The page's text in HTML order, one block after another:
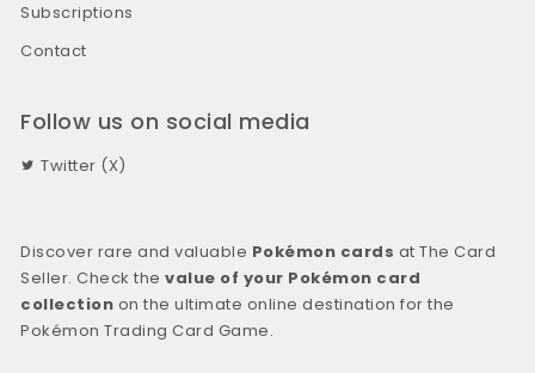
Subscriptions
Contact
Follow us on social media
Twitter (X)
Discover rare and valuable Pokémon cards at The Card
Seller. Check thevalue of your Pokémon card
collection on the ultimate online destination for the
Pokémon Trading Card Game.